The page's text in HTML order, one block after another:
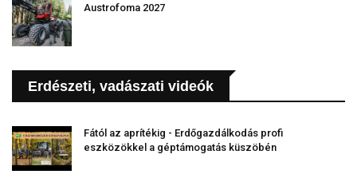
Austrofoma 2027
Erdészeti, vadászati videók
Fától az aprítékig - Erdőgazdálkodás profi
eszközökkel a géptámogatás küszöbén